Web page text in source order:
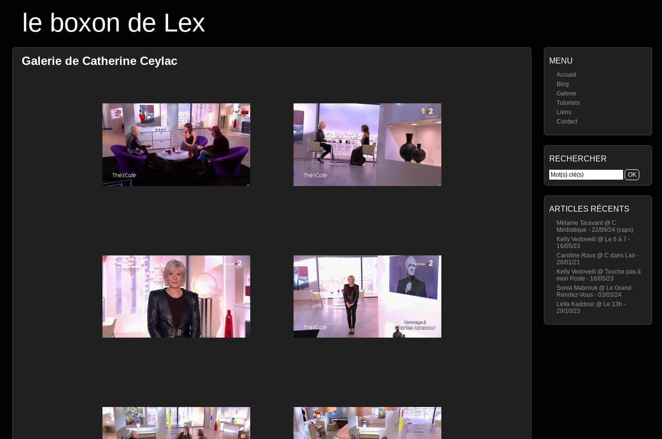
le boxon de Lex
MENU
Accueil
Blog
Galerie
Tutoriels
Liens
Contact
RECHERCHER
ARTICLES RÉCENTS
Mélanie Taravant @ C
Médiatique - 22/09/24 (caps)
Kelly Vedovelli @ Le 6 à 7 -
16/05/23
Caroline Roux @ C dans Lair -
28/01/21
Kelly Vedovelli @ Touche pas à
mon Poste - 16/05/23
Sonia Mabrouk @ Le Grand
Rendez-Vous - 03/03/24
Leïla Kaddour @ Le 13h -
29/10/23
Galerie de Catherine Ceylac